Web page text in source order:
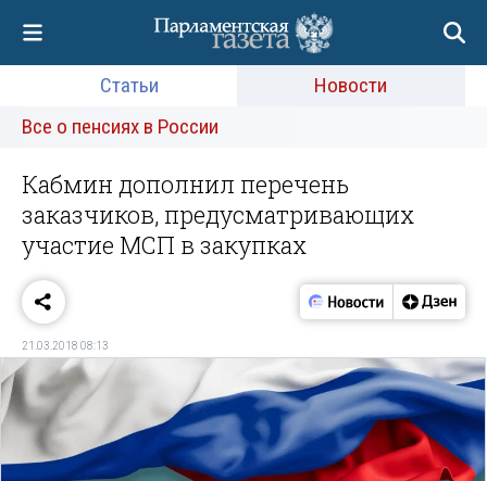
Статьи
Новости
Все о пенсиях в России
Кабмин дополнил перечень
заказчиков, предусматривающих
участие МСП в закупках
21.03.2018 08:13